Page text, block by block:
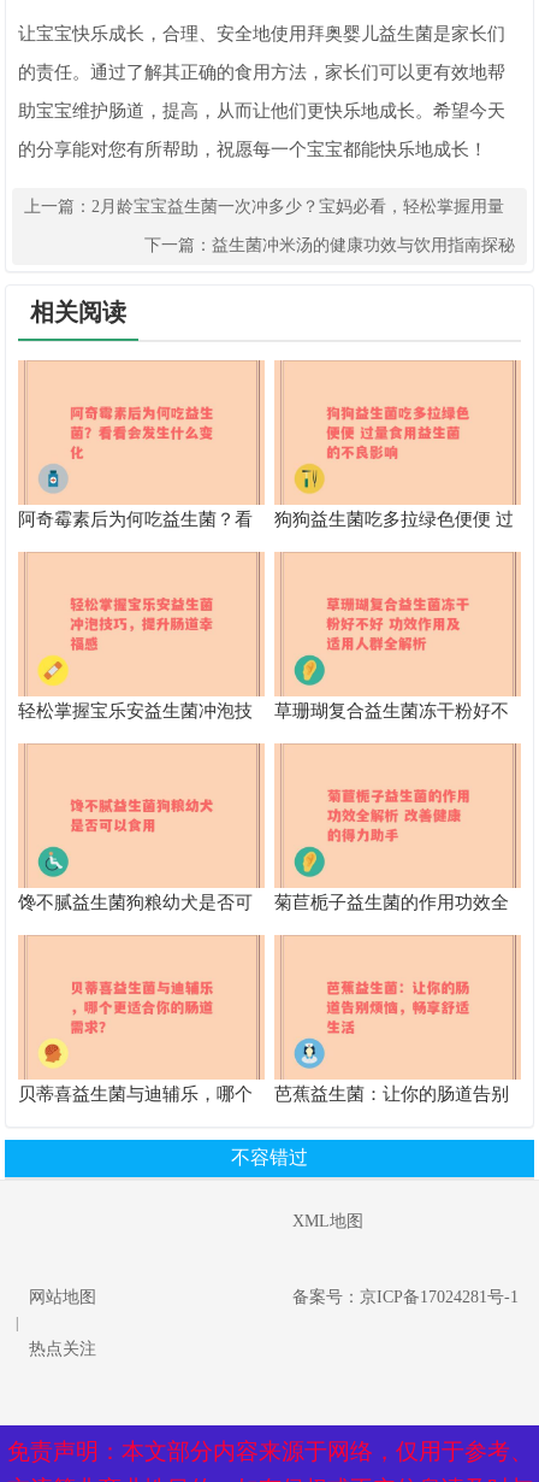
让宝宝快乐成长，合理、安全地使用拜奥婴儿益生菌是家长们
的责任。通过了解其正确的食用方法，家长们可以更有效地帮
助宝宝维护肠道，提高，从而让他们更快乐地成长。希望今天
的分享能对您有所帮助，祝愿每一个宝宝都能快乐地成长！
上一篇：2月龄宝宝益生菌一次冲多少？宝妈必看，轻松掌握用量
下一篇： 益生菌冲米汤的健康功效与饮用指南探秘
相关阅读
阿奇霉素后为何吃益生菌？看
看会发生什么变化
狗狗益生菌吃多拉绿色便便 过
量食用益生菌的不良影响
轻松掌握宝乐安益生菌冲泡技
巧，提升肠道幸福感
草珊瑚复合益生菌冻干粉好不
好 功效作用及适用人群全解析
馋不腻益生菌狗粮幼犬是否可
以食用
菊苣栀子益生菌的作用功效全
解析 改善健康的得力助手
贝蒂喜益生菌与迪辅乐，哪个
芭蕉益生菌：让你的肠道告别
免责声明：本文部分内容来源于网络，仅用于参考、
不容错过
XML地图
网站地图
热点关注
备案号：京ICP备17024281号-1
免责声明：本文部分内容来源于网络，仅用于参考、